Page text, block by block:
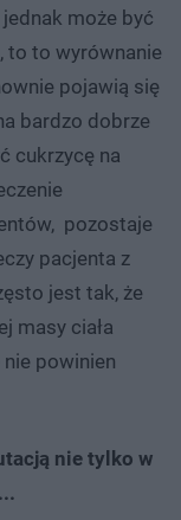
może być
to to wyrównanie
pojawią się
bardzo dobrze
cukrzycę na
pozostaje
pacjenta z
jest tak, że
masy ciała
powinien
nie tylko w